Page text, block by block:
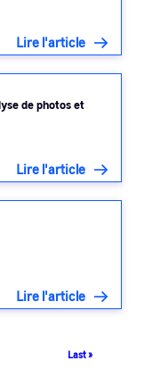
Lire l'article
de photos et
Lire l'article
Lire l'article
Dernière
Last »